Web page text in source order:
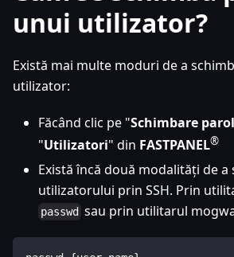
unui utilizator?
Există mai multe moduri de a
utilizator:
Făcând clic pe "Schimbare
"Utilizatori" din FASTPANEL®
Există încă două modalități de
utilizatorului prin SSH. Prin
passwd sau prin utilitarul